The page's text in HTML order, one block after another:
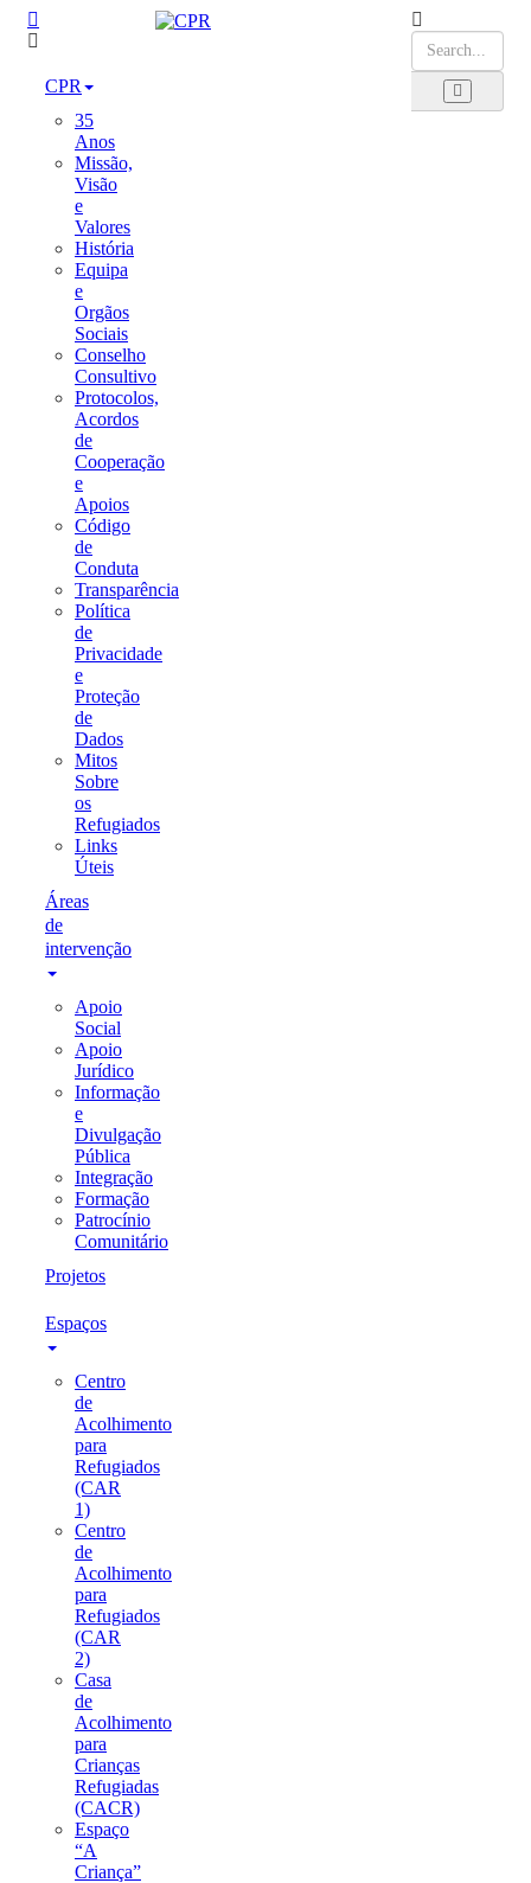
CPR
35
Anos
Missão,
Visão
e
Valores
História
Equipa
e
Orgãos
Sociais
Conselho
Consultivo
Protocolos,
Acordos
de
Cooperação
e
Apoios
Código
de
Conduta
Transparência
Política
de
Privacidade
e
Proteção
de
Dados
Mitos
Sobre
os
Refugiados
Links
Úteis
Áreas
de
intervenção
Apoio
Social
Apoio
Jurídico
Informação
e
Divulgação
Pública
Integração
Formação
Patrocínio
Comunitário
Projetos
Espaços
Centro
de
Acolhimento
para
Refugiados
(CAR
1)
Centro
de
Acolhimento
para
Refugiados
(CAR
2)
Casa
de
Acolhimento
para
Crianças
Refugiadas
(CACR)
Espaço
“A
Criança”